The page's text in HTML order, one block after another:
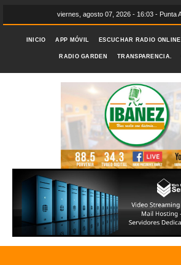
viernes, agosto 07, 2026 - 16:03 - Punta
INICIO APP MÓVIL ESCUCHAR RADIO ONLINE
RADIO GARDEN TRANSPARENCIA.